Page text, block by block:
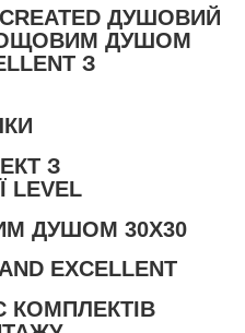
ДУШОВИЙ
ДУШОМ
З
З
LEVEL
ДУШОМ 30X30
EXCELLENT